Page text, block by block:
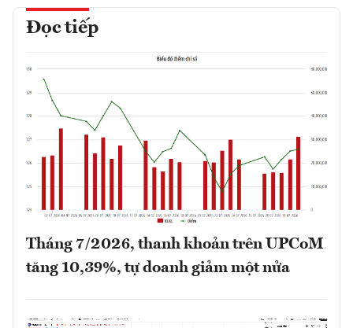
Đọc tiếp
Tháng 7/2026, thanh khoản trên UPCoM
tăng 10,39%, tự doanh giảm một nửa